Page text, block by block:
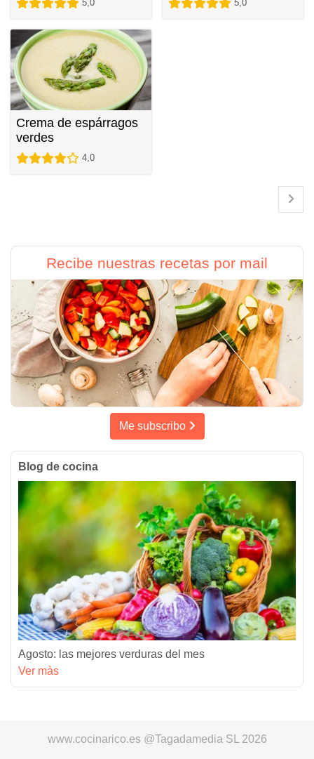
5,0 5,0
Crema de espárragos
verdes
4,0
Recibe nuestras recetas por mail
Me subscribo
Blog de cocina
Agosto: las mejores verduras del mes
Ver màs
www.cocinarico.es @Tagadamedia SL 2026